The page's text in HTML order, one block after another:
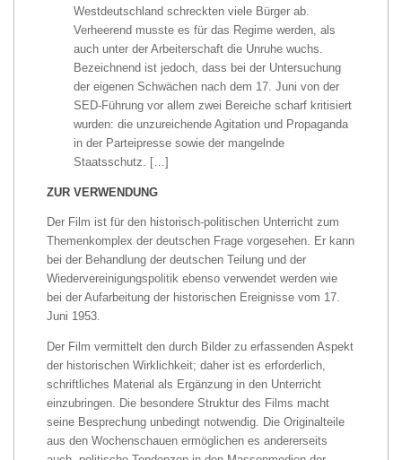
Westdeutschland schreckten viele Bürger ab.
Verheerend musste es für das Regime werden, als
auch unter der Arbeiterschaft die Unruhe wuchs.
Bezeichnend ist jedoch, dass bei der Untersuchung
der eigenen Schwächen nach dem 17. Juni von der
SED-Führung vor allem zwei Bereiche scharf kritisiert
wurden: die unzureichende Agitation und Propaganda
in der Parteipresse sowie der mangelnde
Staatsschutz. […]
ZUR VERWENDUNG
Der Film ist für den historisch-politischen Unterricht zum
Themenkomplex der deutschen Frage vorgesehen. Er kann
bei der Behandlung der deutschen Teilung und der
Wiedervereinigungspolitik ebenso verwendet werden wie
bei der Aufarbeitung der historischen Ereignisse vom 17.
Juni 1953.
Der Film vermittelt den durch Bilder zu erfassenden Aspekt
der historischen Wirklichkeit; daher ist es erforderlich,
schriftliches Material als Ergänzung in den Unterricht
einzubringen. Die besondere Struktur des Films macht
seine Besprechung unbedingt notwendig. Die Originalteile
aus den Wochenschauen ermöglichen es andererseits